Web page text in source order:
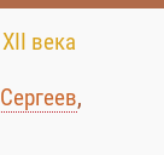
века
,